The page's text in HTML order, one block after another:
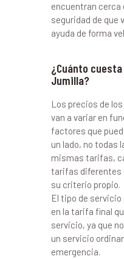
encuentran cerca
seguridad de que
ayuda de forma
¿Cuánto
Jumilla?
Los precios de
van a variar en
factores que
un lado, no todas
mismas tarifas,
tarifas diferentes
su criterio propio.
El tipo de
en la tarifa final
servicio, ya que
un servicio
emergencia.